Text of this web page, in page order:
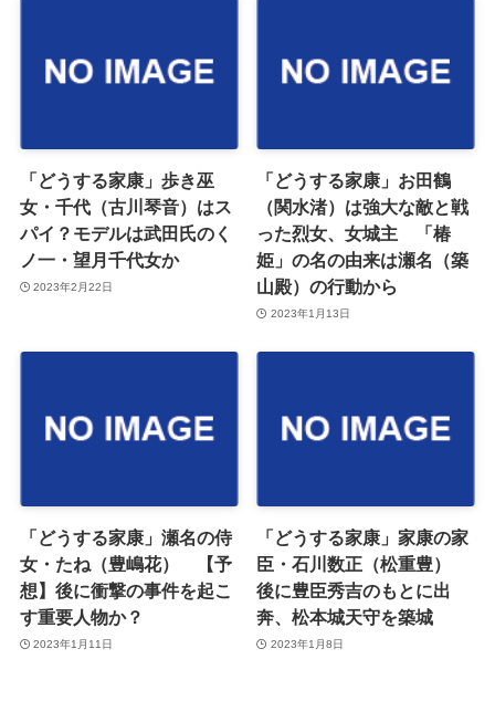
「どうする家康」歩き巫
女・千代（古川琴音）はス
パイ？モデルは武田氏のく
ノ一・望月千代女か
2023年2月22日
「どうする家康」お田鶴
（関水渚）は強大な敵と戦
った烈女、女城主 「椿
姫」の名の由来は瀬名（築
山殿）の行動から
2023年1月13日
「どうする家康」瀬名の侍
女・たね（豊嶋花） 【予
想】後に衝撃の事件を起こ
す重要人物か？
2023年1月11日
「どうする家康」家康の家
臣・石川数正（松重豊）
後に豊臣秀吉のもとに出
奔、松本城天守を築城
2023年1月8日